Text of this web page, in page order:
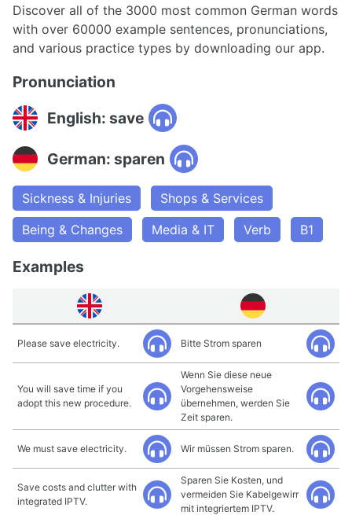
Discover all of the 3000 most common German words
with over 60000 example sentences, pronunciations,
and various practice types by downloading our app.
Pronunciation
English: save
German: sparen
Sickness & Injuries
Shops & Services
Being & Changes
Media & IT Verb B1
Examples
Please save electricity. Bitte Strom sparen
You will save time if you
adopt this new procedure.
Wenn Sie diese neue
Vorgehensweise
übernehmen, werden Sie
Zeit sparen.
We must save electricity. Wir müssen Strom sparen.
Save costs and clutter with
integrated IPTV.
Sparen Sie Kosten, und
vermeiden Sie Kabelgewirr
mit integriertem IPTV.